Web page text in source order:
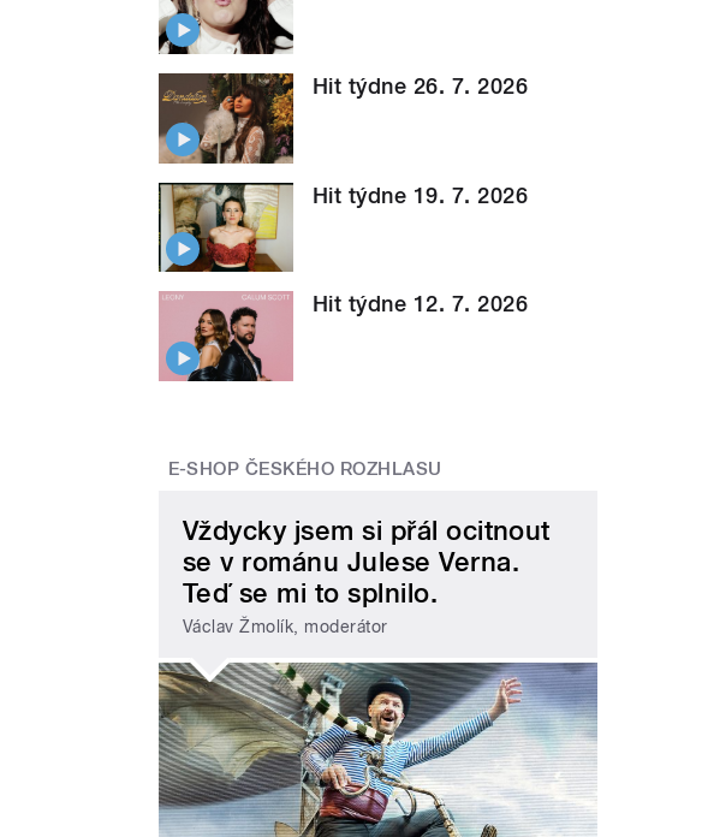
Hit týdne 26. 7. 2026
Hit týdne 19. 7. 2026
Hit týdne 12. 7. 2026
E-SHOP ČESKÉHO ROZHLASU
Vždycky jsem si přál ocitnout
se v románu Julese Verna.
Teď se mi to splnilo.
Václav Žmolík, moderátor